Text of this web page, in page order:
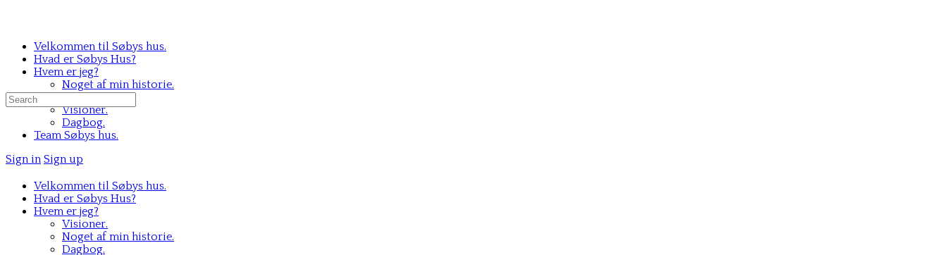
Velkommen til Søbys hus.
Hvad er Søbys Hus?
Hvem er jeg?
Noget af min historie.
Mit C.V.
Visioner.
Dagbog.
Team Søbys hus.
Sign in Sign up
Search
for:
Velkommen til Søbys hus.
Hvad er Søbys Hus?
Hvem er jeg?
Visioner.
Noget af min historie.
Dagbog.